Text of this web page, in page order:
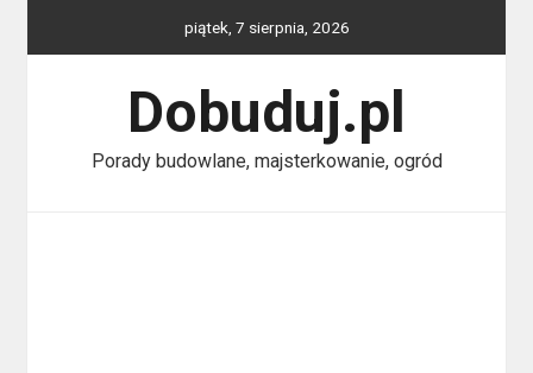
piątek, 7 sierpnia, 2026
Dobuduj.pl
Porady budowlane, majsterkowanie, ogród